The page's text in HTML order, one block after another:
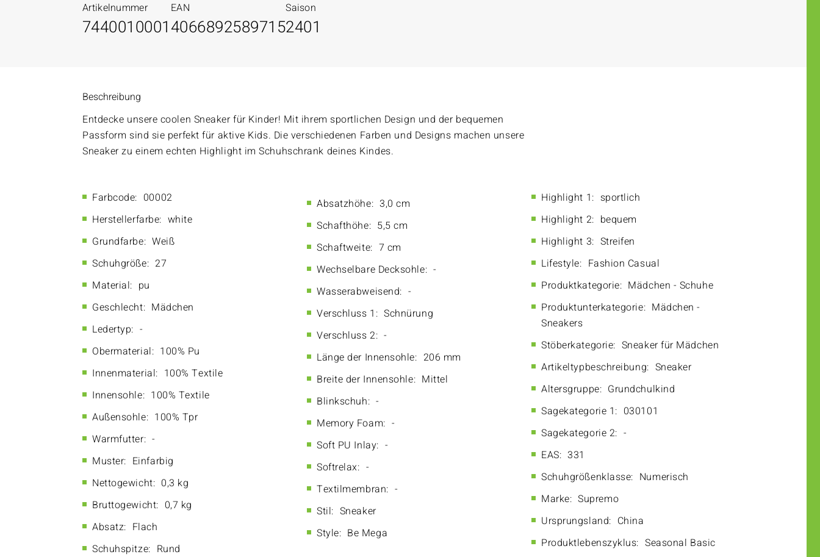
Artikelnummer
7440010001
EAN
4066892589715
Saison
2401
Beschreibung
Entdecke unsere coolen Sneaker für Kinder! Mit ihrem sportlichen Design und der bequemen
Passform sind sie perfekt für aktive Kids. Die verschiedenen Farben und Designs machen unsere
Sneaker zu einem echten Highlight im Schuhschrank deines Kindes.
Farbcode: 00002
Herstellerfarbe: white
Grundfarbe: Weiß
Schuhgröße: 27
Material: pu
Geschlecht: Mädchen
Ledertyp: -
Obermaterial: 100% Pu
Innenmaterial: 100% Textile
Innensohle: 100% Textile
Außensohle: 100% Tpr
Warmfutter: -
Muster: Einfarbig
Nettogewicht: 0,3 kg
Bruttogewicht: 0,7 kg
Absatz: Flach
Schuhspitze: Rund
Absatzhöhe: 3,0 cm
Schafthöhe: 5,5 cm
Schaftweite: 7 cm
Wechselbare Decksohle: -
Wasserabweisend: -
Verschluss 1: Schnürung
Verschluss 2: -
Länge der Innensohle: 206 mm
Breite der Innensohle: Mittel
Blinkschuh: -
Memory Foam: -
Soft PU Inlay: -
Softrelax: -
Textilmembran: -
Stil: Sneaker
Style: Be Mega
Highlight 1: sportlich
Highlight 2: bequem
Highlight 3: Streifen
Lifestyle: Fashion Casual
Produktkategorie: Mädchen - Schuhe
Produktunterkategorie: Mädchen -
Sneakers
Stöberkategorie: Sneaker für Mädchen
Artikeltypbeschreibung: Sneaker
Altersgruppe: Grundchulkind
Sagekategorie 1: 030101
Sagekategorie 2: -
EAS: 331
Schuhgrößenklasse: Numerisch
Marke: Supremo
Ursprungsland: China
Produktlebenszyklus: Seasonal Basic